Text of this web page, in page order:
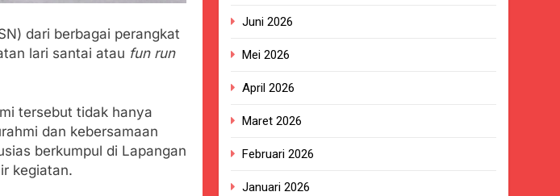
Berikan Bantuan Duka Cita
Kasus Dago Elos
Tuntas Dugaan penyelewengan Pengadaan Buku Simi
Anggaran Thn 2023.
KK Ajak Pelajar Bersihkan Lingkungan Sekolah
dari berbagai perangkat
lari santai atau fun run
tersebut tidak hanya
dan kebersamaan
berkumpul di Lapangan
kegiatan.
Juni 2026
Mei 2026
April 2026
Maret 2026
Februari 2026
Januari 2026